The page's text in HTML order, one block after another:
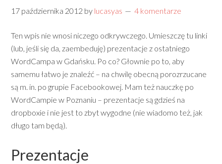
17 października 2012 by lucasyas 4 komentarze
Ten wpis nie wnosi niczego odkrywczego. Umieszczę tu linki
(lub, jeśli się da, zaembeduję) prezentacje z ostatniego
WordCampa w Gdańsku. Po co? Głownie po to, aby
samemu łatwo je znaleźć – na chwilę obecną porozrzucane
są m. in. po grupie Facebookowej. Mam też nauczkę po
WordCampie w Poznaniu – prezentacje są gdzieś na
dropboxie i nie jest to zbyt wygodne (nie wiadomo też, jak
długo tam będą).
Prezentacje